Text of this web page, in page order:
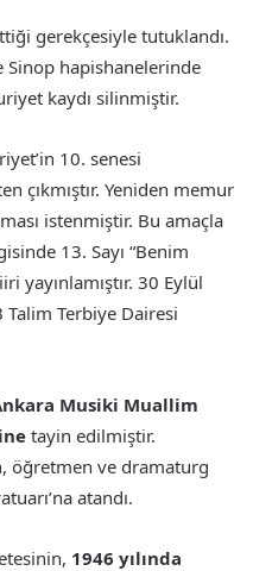
gerekçesiyle tutuklandı.
Sinop hapishanelerinde
kaydı silinmiştir.
10. senesi
çıkmıştır. Yeniden memur
istenmiştir. Bu amaçla
13. Sayı “Benim
yayınlamıştır. 30 Eylül
Talim Terbiye Dairesi
Musiki Muallim
tayin edilmiştir.
öğretmen ve dramaturg
atandı.
1946 yılında